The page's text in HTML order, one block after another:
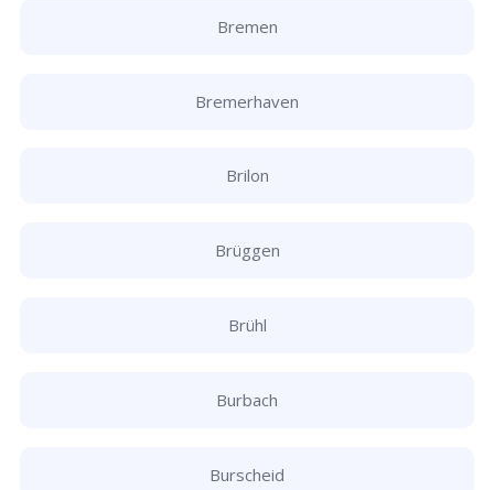
Bremen
Bremerhaven
Brilon
Brüggen
Brühl
Burbach
Burscheid